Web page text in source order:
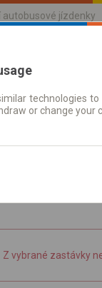
jízdenky
Jízdni řády a jízdenky
Z vybrané zastávky
technologies
or change